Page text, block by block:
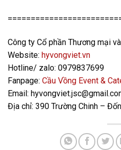
Công ty Cổ phần Thương mại
Website: hyvongviet.vn
Hotline/ zalo: 0979837699
Fanpage: Cầu Vồng Event &
Email:
Địa chỉ: 390 Trường Chinh –